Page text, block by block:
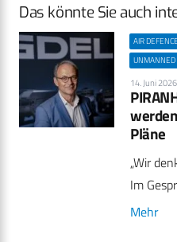
Das könnte Sie auch
AIR DEFENCE
UNMANNED
14. Juni 2026
Pläne
„Wir
Im
Mehr